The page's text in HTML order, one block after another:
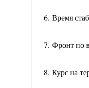
6. Время
7. Фронт по
8. Курс на